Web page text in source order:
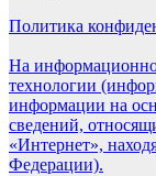
Политика
На
технологии
информации на
сведений,
«Интернет»,
Федерации).